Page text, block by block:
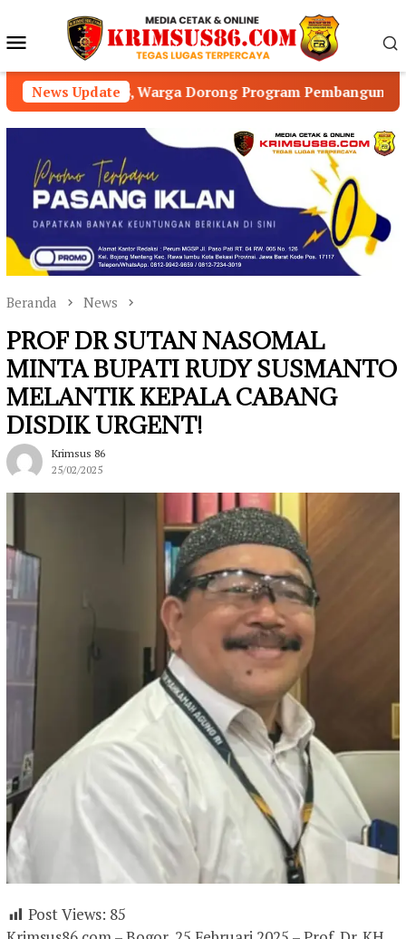
konten Menu
Mobile
News Update
Warga Dorong Program Pembangunan Prioritas
Beranda News
PROF DR SUTAN NASOMAL
MINTA BUPATI RUDY SUSMANTO
MELANTIK KEPALA CABANG
DISDIK URGENT!
Krimsus 86
25/02/2025
Post Views: 85